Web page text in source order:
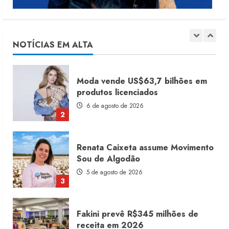
NOTÍCIAS EM ALTA
2
6 de agosto de 2026
3
Renata Caixeta assume Movimento
Sou de Algodão
5 de agosto de 2026
4
Fakini prevê R$345 milhões de
receita em 2026
4 de agosto de 2026
Projeto testa passaporte digital na
moda nacional